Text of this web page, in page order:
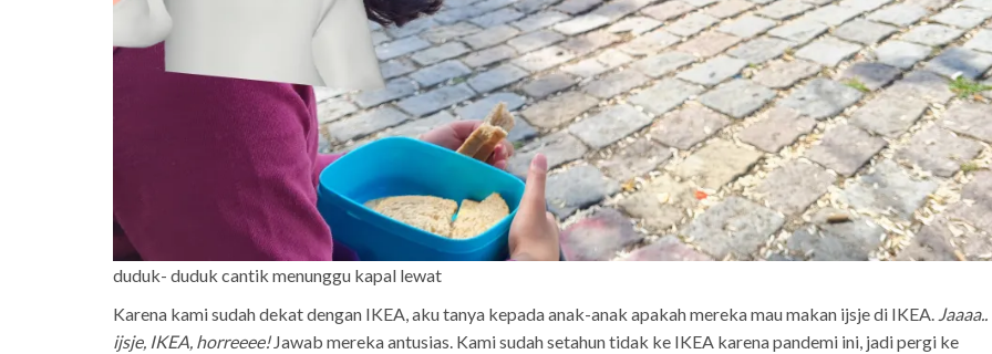
duduk- duduk cantik menunggu kapal lewat
Karena kami sudah dekat dengan IKEA, aku tanya kepada anak-anak apakah mereka mau makan ijsje di IKEA. Jaaaa..
ijsje, IKEA, horreeee! Jawab mereka antusias. Kami sudah setahun tidak ke IKEA karena pandemi ini, jadi pergi ke